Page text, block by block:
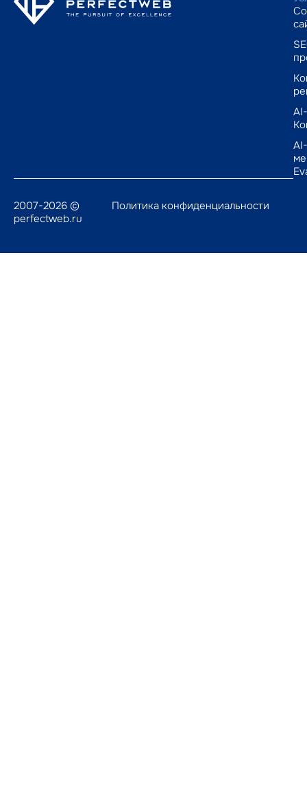
AI-
AI-
2007-2026 ©
perfectweb.ru
Политика конфиденциальности